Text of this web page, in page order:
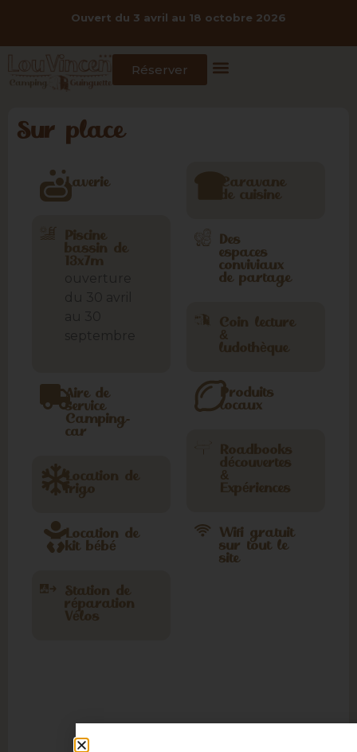
Ouvert du 3 avril au 18 octobre 2026
Réserver
Sur place
Laverie
Piscine
bassin de
13x7m
Aire de
service
Camping-
car
Location de
frigo
Location de
kit bébé
Station de
réparation
Vélos
Caravane
de cuisine
Des
espaces
conviviaux
de partage
Coin lecture
&
ludothèque
Produits
locaux
Roadbooks
découvertes
&
Expériences
Wifi gratuit
sur tout le
site